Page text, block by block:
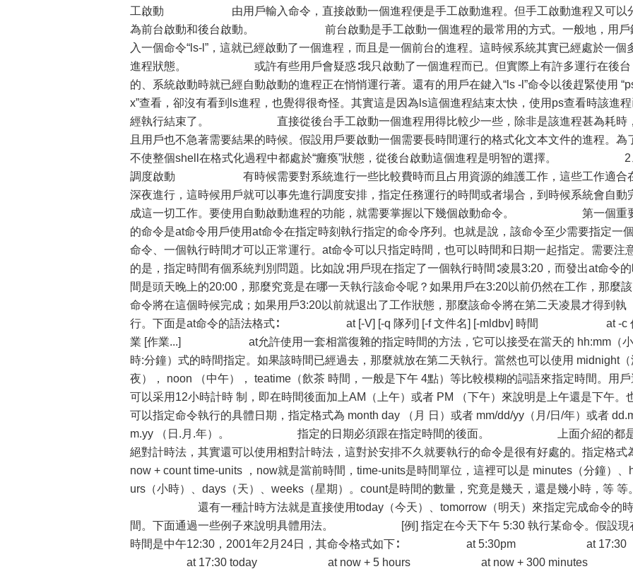
工啟動 由用戶輸入命令，直接啟動一個進程便是手工啟動進程。但手工啟動進程又可以
為前台啟動和後台啟動。 前台啟動是手工啟動一個進程的最常用的方式。一般地，用戶
入一個命令“ls-l”，這就已經啟動了一個進程，而且是一個前台的進程。這時候系統其實已經處於一個
進程狀態。 或許有些用戶會疑惑∶我只啟動了一個進程而已。但實際上有許多運行在後台
的、系統啟動時就已經自動啟動的進程正在悄悄運行著。還有的用戶在鍵入“ls -l”命令以後趕緊使用
x”查看，卻沒有看到ls進程，也覺得很奇怪。其實這是因為ls這個進程結束太快，使用ps查看時該進程
經執行結束了。 直接從後台手工啟動一個進程用得比較少一些，除非是該進程甚為耗時，
且用戶也不急著需要結果的時候。假設用戶要啟動一個需要長時間運行的格式化文本文件的進程。為
不使整個shell在格式化過程中都處於“癱瘓”狀態，從後台啟動這個進程是明智的選擇。 2
調度啟動 有時候需要對系統進行一些比較費時而且占用資源的維護工作，這些工作適合
深夜進行，這時候用戶就可以事先進行調度安排，指定任務運行的時間或者場合，到時候系統會自動
成這一切工作。要使用自動啟動進程的功能，就需要掌握以下幾個啟動命令。 第一個重
的命令是at命令用戶使用at命令在指定時刻執行指定的命令序列。也就是說，該命令至少需要指定一個
命令、一個執行時間才可以正常運行。at命令可以只指定時間，也可以時間和日期一起指定。需要注
的是，指定時間有個系統判別問題。比如說∶用戶現在指定了一個執行時間∶凌晨3:20，而發出at命令
間是頭天晚上的20:00，那麼究竟是在哪一天執行該命令呢？如果用戶在3:20以前仍然在工作，那麼該
命令將在這個時候完成；如果用戶3:20以前就退出了工作狀態，那麼該命令將在第二天凌晨才得到執
行。下面是at命令的語法格式∶ at [-V] [-q 隊列] [-f 文件名] [-mldbv] 時間 at -c
業 [作業...] at允許使用一套相當復雜的指定時間的方法，它可以接受在當天的 hh:mm（小
時:分鐘）式的時間指定。如果該時間已經過去，那麼就放在第二天執行。當然也可以使用 midnight（
夜）， noon （中午）， teatime（飲茶 時間，一般是下午 4點）等比較模糊的詞語來指定時間。用戶
可以采用12小時計時 制，即在時間後面加上AM（上午）或者 PM （下午）來說明是上午還是下午。
可以指定命令執行的具體日期，指定格式為 month day （月 日）或者 mm/dd/yy（月/日/年）或者
m.yy （日.月.年）。 指定的日期必須跟在指定時間的後面。 上面介紹的都
絕對計時法，其實還可以使用相對計時法，這對於安排不久就要執行的命令是很有好處的。指定格式
now + count time-units ，now就是當前時間，time-units是時間單位，這裡可以是 minutes（分鐘）、
urs（小時）、days（天）、weeks（星期）。count是時間的數量，究竟是幾天，還是幾小時，等 等。
還有一種計時方法就是直接使用today（今天）、tomorrow（明天）來指定完成命令的時
間。下面通過一些例子來說明具體用法。 [例] 指定在今天下午 5:30 執行某命令。假設現
時間是中午12:30，2001年2月24日，其命令格式如下∶ at 5:30pm at
at 17:30 today at now + 5 hours at now + 300 minutes